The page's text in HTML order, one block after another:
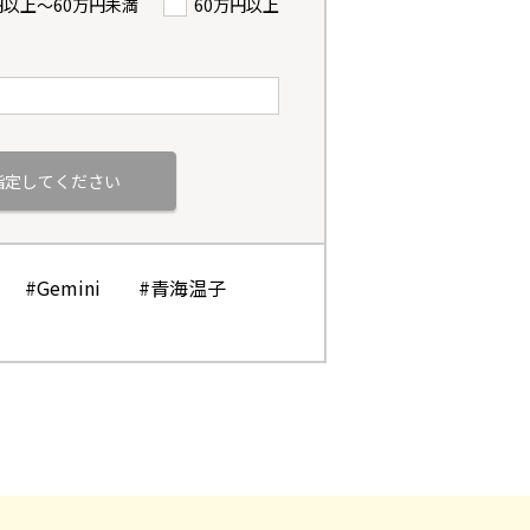
上〜60万円未満 60万円以上
#Gemini #青海温子